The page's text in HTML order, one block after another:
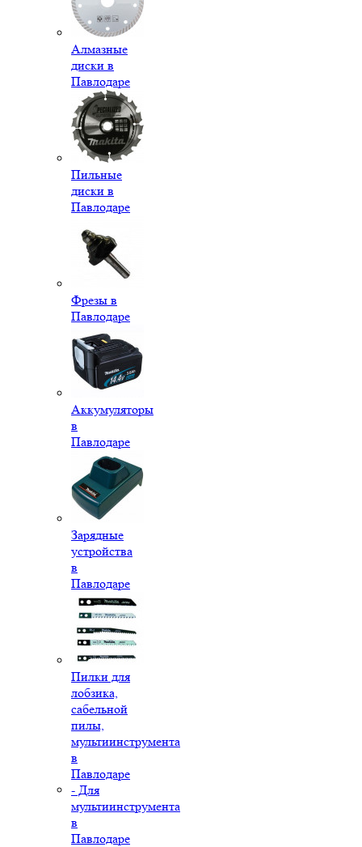
Алмазные
диски в
Павлодаре
Пильные
диски в
Павлодаре
Фрезы в
Павлодаре
Аккумуляторы
в
Павлодаре
Зарядные
устройства
в
Павлодаре
Пилки для
лобзика,
сабельной
пилы,
мультиинструмента
в
Павлодаре
- Для
мультиинструмента
в
Павлодаре